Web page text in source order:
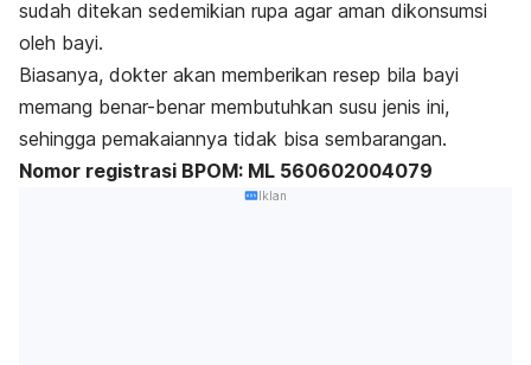
sudah ditekan sedemikian rupa agar aman dikonsumsi
oleh bayi.
Biasanya, dokter akan memberikan resep bila bayi
memang benar-benar membutuhkan susu jenis ini,
sehingga pemakaiannya tidak bisa sembarangan.
Nomor registrasi BPOM: ML 560602004079
Iklan